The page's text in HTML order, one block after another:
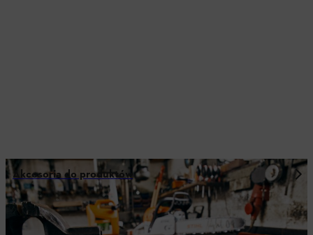
Akcesoria do produktów